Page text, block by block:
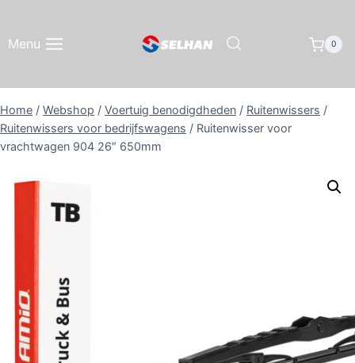
inhoud
Menu 0
Home / Webshop / Voertuig benodigdheden / Ruitenwissers /
Ruitenwissers voor bedrijfswagens / Ruitenwisser voor
vrachtwagen 904 26″ 650mm